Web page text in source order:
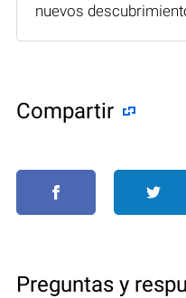
nuevos
Compartir
Preguntas y